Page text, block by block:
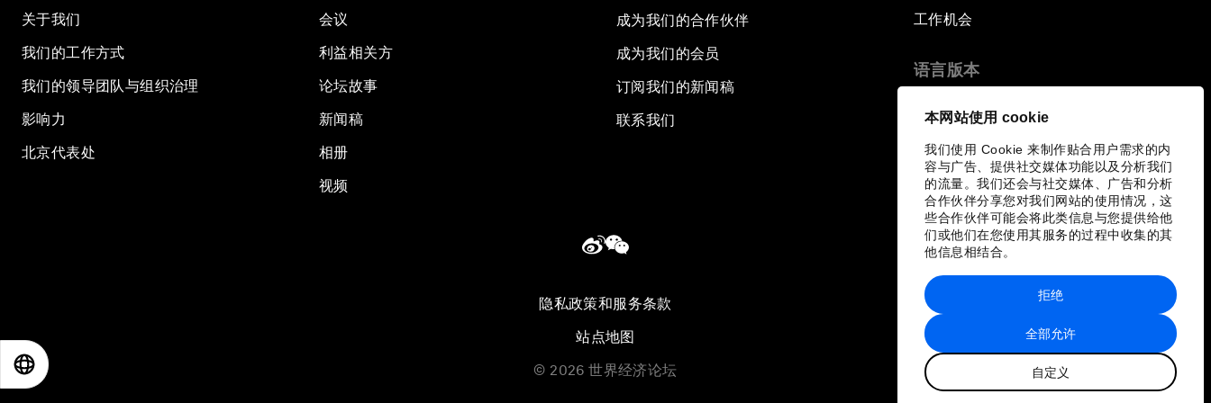
本网站使用 cookie
我们使用 Cookie 来制作贴合用户需求的内
容与广告、提供社交媒体功能以及分析我们
的流量。我们还会与社交媒体、广告和分析
合作伙伴分享您对我们网站的使用情况，这
些合作伙伴可能会将此类信息与您提供给他
们或他们在您使用其服务的过程中收集的其
他信息相结合。
全部允许
自定义
拒绝
关于我们
我们的工作方式
我们的领导团队与组织治理
影响力
北京代表处
会议
利益相关方
论坛故事
新闻稿
相册
视频
成为我们的合作伙伴
成为我们的会员
订阅我们的新闻稿
联系我们
工作机会
语言版本
隐私政策和服务条款
站点地图
© 2026 世界经济论坛